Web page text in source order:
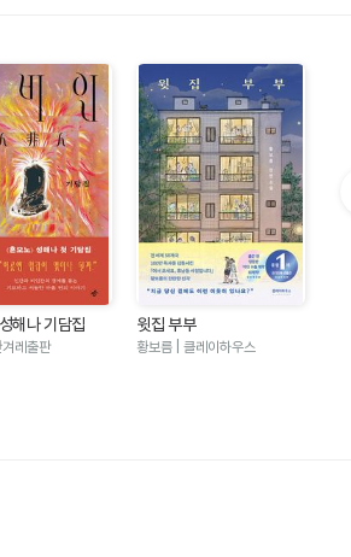
해나 기담집
레출판
윗집 부부
황보름 | 클레이하우스